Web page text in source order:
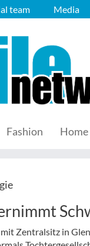
team Media
Fashion
Zentralsitz in